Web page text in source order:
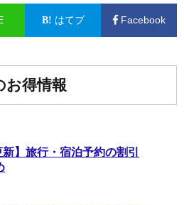
はてブ Facebook
お得情報
新】旅行・宿泊予約の割引